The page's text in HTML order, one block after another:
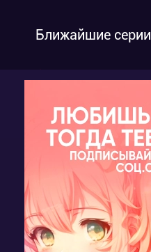
Ближайшие серии